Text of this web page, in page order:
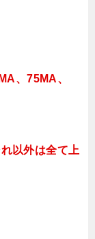
、75MA、
以外は全て上